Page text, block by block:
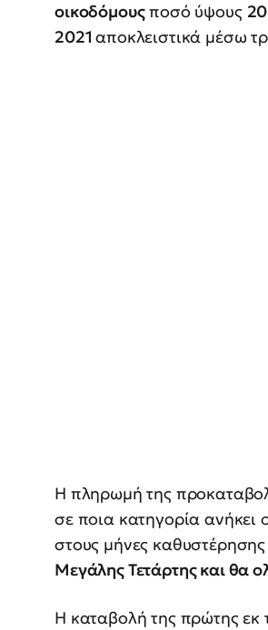
οικοδόμουςποσό ύψους
2021αποκλειστικά μέσω
Η πληρωμή της
σε ποια κατηγορία
στους μήνες
Μεγάλης Τετάρτης και θα
Η καταβολή της πρώτης